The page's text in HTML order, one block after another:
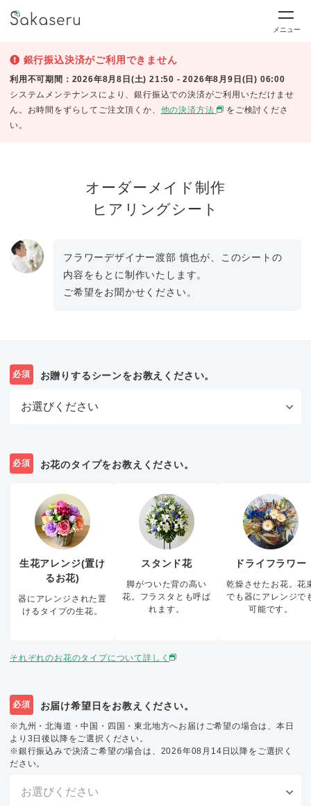
メニュー
銀行振込決済がご利用できません
利用不可期間：2026年8月8日(土) 21:50 - 2026年8月9日(日) 06:00
システムメンテナンスにより、銀行振込での決済がご利用いただけませ
ん。お時間をずらしてご注文頂くか、 他の決済方法
をご検討くださ
い。
オーダーメイド制作
ヒアリングシート
フラワーデザイナー渡部 慎也が、このシートの
内容をもとに制作いたします。
ご希望をお聞かせください。
必須 お贈りするシーンをお教えください。
必須 お花のタイプをお教えください。
生花アレンジ(置け
るお花)
器にアレンジされた置
けるタイプの生花。
スタンド花
脚がついた背の高い
花。フラスタとも呼ば
れます。
ドライフラワー
乾燥させたお花。花
でも器にアレンジで
可能です。
それぞれのお花のタイプについて詳しく
必須 お届け希望日をお教えください。
※九州・北海道・中国・四国・東北地方へお届けご希望の場合は、本日
より3日後以降をご選択ください。
※銀行振込みで決済ご希望の場合は、2026年08月14日以降をご選択く
ださい。